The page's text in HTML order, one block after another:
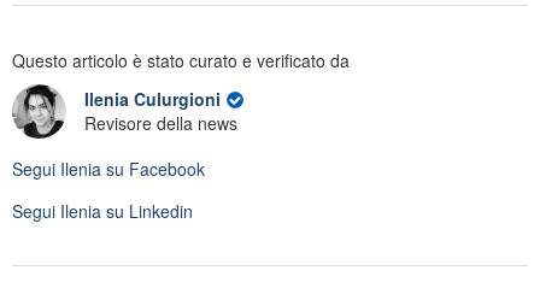
Questo articolo è stato curato e verificato da
Ilenia Culurgioni
Revisore della news
Segui Ilenia su Facebook
Segui Ilenia su Linkedin